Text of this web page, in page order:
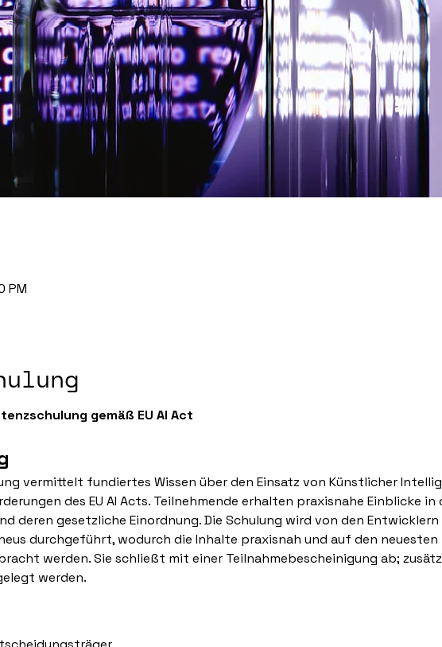
PM
gemäß EU AI Act
vermittelt fundiertes Wissen über den Einsatz von Künstlicher
des EU AI Acts. Teilnehmende erhalten praxisnahe Einblicke in
deren gesetzliche Einordnung. Die Schulung wird von den Entwicklern
durchgeführt, wodurch die Inhalte praxisnah und auf den neuesten
werden. Sie schließt mit einer Teilnahmebescheinigung ab;
werden.